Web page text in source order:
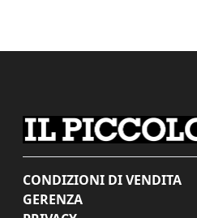
CONDIZIONI DI VENDITA
GERENZA